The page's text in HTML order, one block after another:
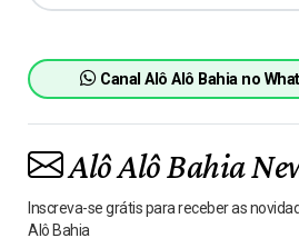
Canal Alô Alô Bahia no
Alô Alô Bahia
Inscreva-se grátis para receber as
Alô Bahia